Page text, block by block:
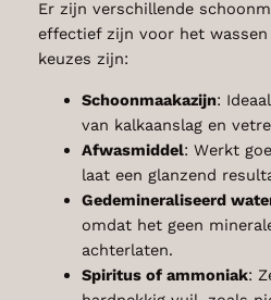
Er zijn verschillende
effectief zijn voor het wassen
keuzes zijn:
Schoonmaakazijn:
van kalkaanslag en
Afwasmiddel: Werkt
laat een glanzend
Gedemineraliseerd
omdat het geen
achterlaten.
Spiritus of ammoniak: